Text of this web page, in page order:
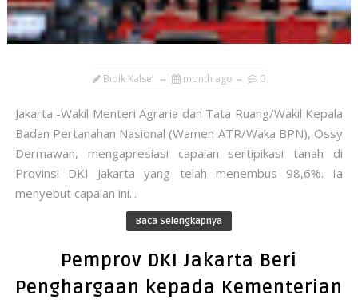
Bidik Kalsel month ago 0
Jakarta -Wakil Menteri Agraria dan Tata Ruang/Wakil Kepala
Badan Pertanahan Nasional (Wamen ATR/Waka BPN), Ossy
Dermawan, mengapresiasi capaian sertipikasi tanah di
Provinsi DKI Jakarta yang telah menembus 98,6%. Ia
menyebut capaian ini...
Baca Selengkapnya
Pemprov DKI Jakarta Beri
Penghargaan kepada Kementerian